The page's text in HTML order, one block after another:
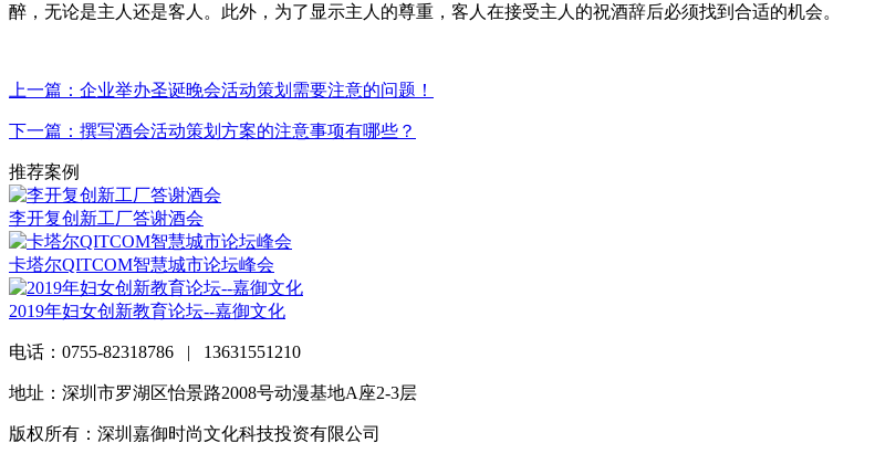
醉，无论是主人还是客人。此外，为了显示主人的尊重，客人在接受主人的祝酒辞后必须找到合适的机会。
上一篇：企业举办圣诞晚会活动策划需要注意的问题！
下一篇：撰写酒会活动策划方案的注意事项有哪些？
推荐案例
李开复创新工厂答谢酒会
卡塔尔QITCOM智慧城市论坛峰会
2019年妇女创新教育论坛--嘉御文化
电话：0755-82318786 | 13631551210
地址：深圳市罗湖区怡景路2008号动漫基地A座2-3层
版权所有：深圳嘉御时尚文化科技投资有限公司